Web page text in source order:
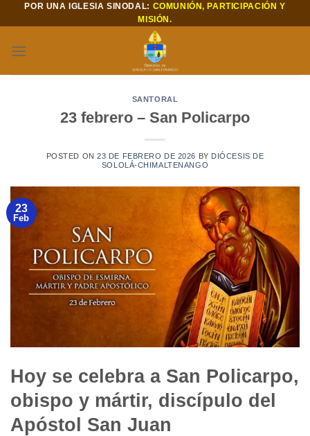
Saltar
al
POR UNA IGLESIA SINODAL: COMUNIÓN, PARTICIPACIÓN Y
MISIÓN.
SANTORAL
23 febrero – San Policarpo
POSTED ON23 DE FEBRERO DE 2026 BY DIÓCESIS DE
SOLOLÁ-CHIMALTENANGO
23
Feb
Hoy se celebra a San Policarpo,
obispo y mártir, discípulo del
Apóstol San Juan